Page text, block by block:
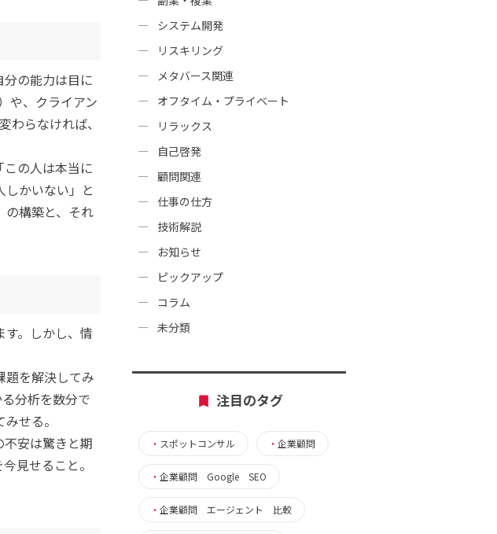
の能力は目に
や、クライアン
わらなければ、
の人は本当に
かいない」と
の構築と、それ
。しかし、情
題を解決してみ
分析を数分で
せる。
安は驚きと期
見せること。
システム開発
リスキリング
メタバース関連
オフタイム・プライベート
リラックス
自己啓発
顧問関連
仕事の仕方
技術解説
お知らせ
ピックアップ
コラム
未分類
注目のタグ
・ スポットコンサル ・ 企業顧問
・ 企業顧問 Google SEO
・ 企業顧問 エージェント 比較